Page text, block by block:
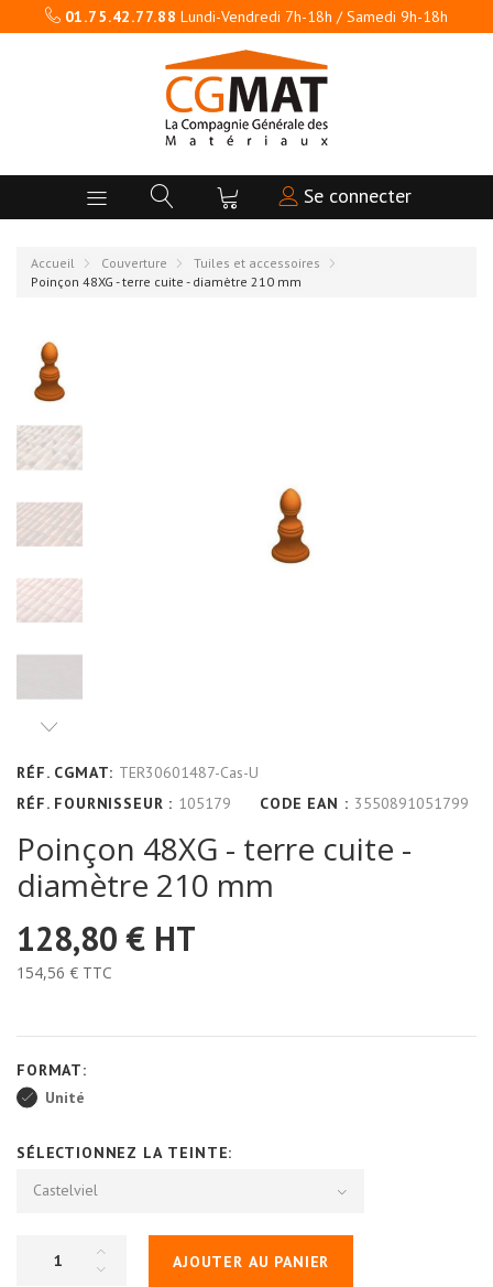
01.75.42.77.88 Lundi-Vendredi 7h-18h / Samedi 9h-18h
Se connecter
Accueil Couverture
Tuiles et accessoires
Poinçon 48XG - terre cuite - diamètre 210 mm
RÉF. CGMAT: TER30601487-Cas-U
RÉF. FOURNISSEUR : 105179 CODE EAN : 3550891051799
Poinçon 48XG - terre cuite -
diamètre 210 mm
128,80 € HT
154,56 € TTC
FORMAT:
Unité
SÉLECTIONNEZ LA TEINTE:
Castelviel
AJOUTER AU PANIER